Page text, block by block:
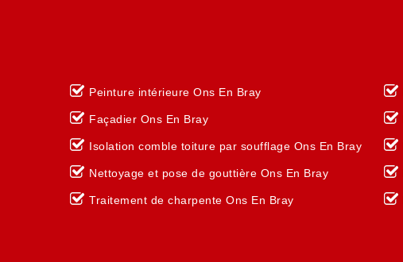
Peinture intérieure Ons En Bray
Façadier Ons En Bray
Isolation comble toiture par soufflage Ons En Bray
Nettoyage et pose de gouttière Ons En Bray
Traitement de charpente Ons En Bray